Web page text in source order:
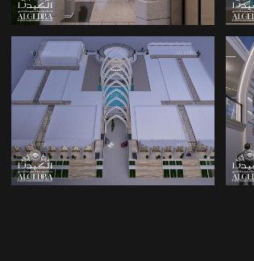
تصاميم معمارية لمراكز
التسوق